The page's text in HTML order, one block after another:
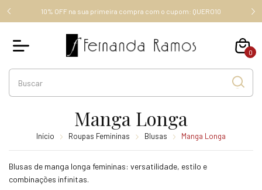
349,00, OUTROS ESTADOS.
0
Manga Longa
Início Roupas Femininas Blusas Manga Longa
Blusas de manga longa femininas: versatilidade, estilo e
combinações infinitas.